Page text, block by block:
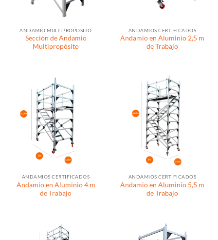
ANDAMIO MULTIPROPÓSITO
Sección de Andamio
Multipropósito
ANDAMIOS CERTIFICADOS
Andamio en Aluminio 2,5 m
de Trabajo
ANDAMIOS CERTIFICADOS
Andamio en Aluminio 4 m
de Trabajo
ANDAMIOS CERTIFICADOS
Andamio en Aluminio 5,5 m
de Trabajo